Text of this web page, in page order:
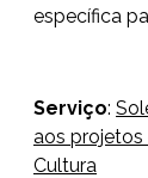
específica
Serviço:
aos
Cultura